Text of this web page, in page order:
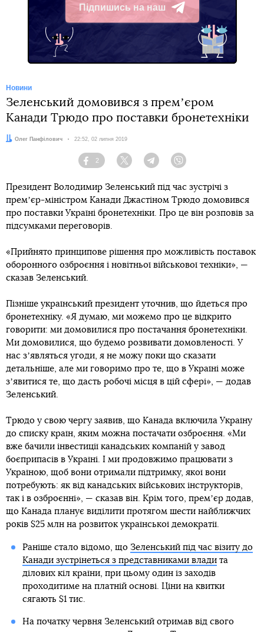
Підпишись на наш
Telegram
Новини
Зеленський домовився з премʼєром
Канади Трюдо про поставки бронетехніки
Автор:
Олег Панфілович Дата:
22:52, 02 липня 2019
Facebook
2
Twitter TelegramViber
Президент Володимир Зеленський під час зустрічі з
премʼєр-міністром Канади Джастіном Трюдо домовився
про поставки Україні бронетехніки. Про це він розповів за
підсумками переговорів.
«Прийнято принципове рішення про можливість поставок
оборонного озброєння і новітньої військової техніки», —
сказав Зеленський.
Пізніше український президент уточнив, що йдеться про
бронетехніку. «Я думаю, ми можемо про це відкрито
говорити: ми домовилися про постачання бронетехніки.
Ми домовилися, що будемо розвивати домовленості. У
нас зʼявляться угоди, я не можу поки що сказати
детальніше, але ми говоримо про те, що в Україні може
зʼявитися те, що дасть робочі місця в цій сфері», — додав
Зеленський.
Трюдо у свою чергу заявив, що Канада включила Україну
до списку країн, яким можна постачати озброєння. «Ми
вже бачили інвестиції канадських компаній у завод
боєприпасів в Україні. І ми продовжимо працювати з
Україною, щоб вони отримали підтримку, якої вони
потребують: як від канадських військових інструкторів,
так і в озброєнні», — сказав він. Крім того, премʼєр додав,
що Канада планує виділити протягом шести найближчих
років $25 млн на розвиток української демократії.
Раніше стало відомо, що Зеленський під час візиту до
Канади зустрінеться з представниками владита
ділових кіл країни, при цьому один із заходів
проходитиме на платній основі. Ціни на квитки
сягають $1 тис.
На початку червня Зеленський отримав від свого